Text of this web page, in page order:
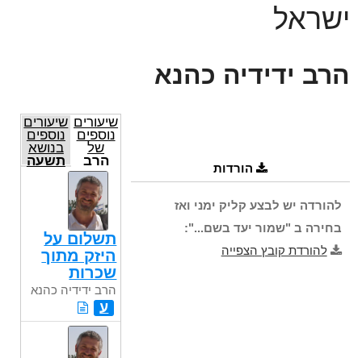
ישראל
הרב ידידיה כהנא
הורדות
להורדה יש לבצע קליק ימני ואז
בחירה ב "שמור יעד בשם...":
להורדת קובץ הצפייה
שיעורים
נוספים
של
הרב
ידידיה
כהנא
שיעורים
נוספים
בנושא
תשעה
תשלום על
היזק מתוך
שכרות
הרב ידידיה כהנא
ע